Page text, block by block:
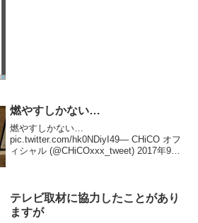
燃やすしかない…
燃やすしかない…
pic.twitter.com/hk0NDiyI49— CHiCO オフ
ィシャル (@CHiCOxxx_tweet) 2017年9月
テレビ取材に協力したことがあり
ますが